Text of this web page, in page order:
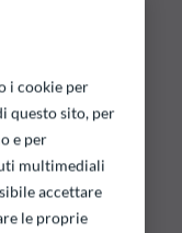
la propria
la cui
il
alla detenzione
presentino
un aumento
emittenti in
i cookie per
questo sito, per
e per
multimediali
accettare
le proprie